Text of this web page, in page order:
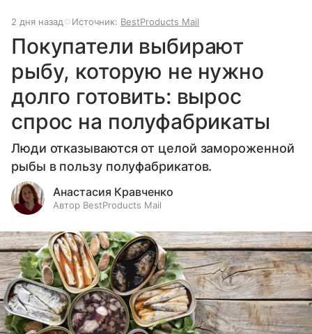
2 дня назад Источник: BestProducts Mail
Покупатели выбирают
рыбу, которую не нужно
долго готовить: вырос
спрос на полуфабрикаты
Люди отказываются от целой замороженной
рыбы в пользу полуфабрикатов.
Анастасия Кравченко
Автор BestProducts Mail